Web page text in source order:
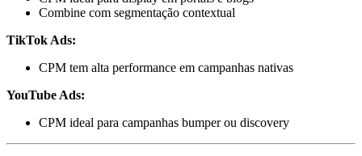
Combine com segmentação contextual
TikTok Ads:
CPM tem alta performance em campanhas nativas
YouTube Ads:
CPM ideal para campanhas bumper ou discovery